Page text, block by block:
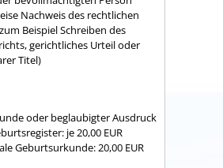
Nachweis des rechtlichen
Beispiel Schreiben des
gerichtliches Urteil oder
Titel)
oder beglaubigter Ausdruck
je 20,00 EUR
Geburtsurkunde: 20,00 EUR